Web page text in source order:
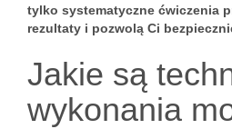
tylko systematyczne ćwiczenia
rezultaty i pozwolą Ci
Jakie są
wykonania